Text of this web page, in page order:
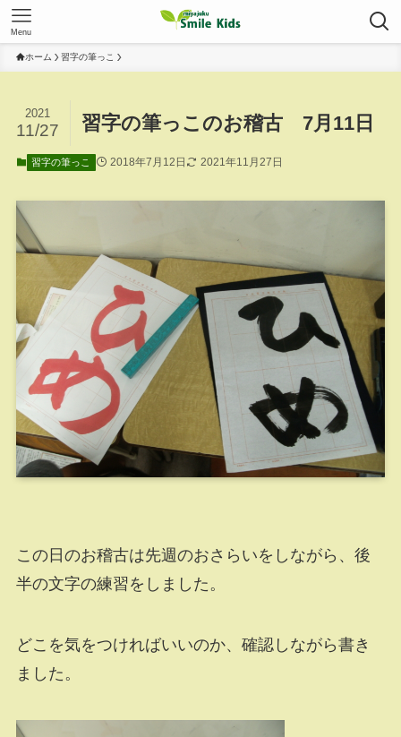
Menu
ホーム 習字の筆っこ
習字の筆っこのお稽古 7月11日
2021
11/27
習字の筆っこ 2018年7月12日 2021年11月27日
この日のお稽古は先週のおさらいをしながら、後
半の文字の練習をしました。
どこを気をつければいいのか、確認しながら書き
ました。